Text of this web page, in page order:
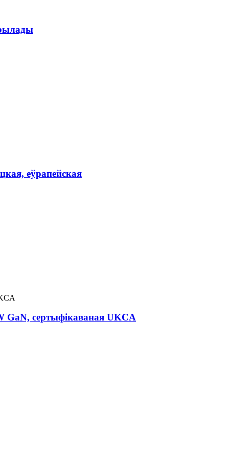
еўрапейская
GaN, сертыфікаваная UKCA